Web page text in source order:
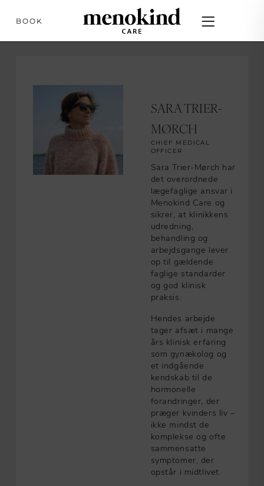
BOOK
SARA TRIER-
MØRCH
CHIEF MEDICAL
OFFICER
Sara Trier-Mørch har
det overordnede
lægefaglige ansvar i
Menokind Care og
sikrer, at klinikkens
udredning,
behandling og
arbejdsgange lever
op til gældende
faglige standarder
og god klinisk
praksis.
Hendes arbejde
tager afsæt i mange
års klinisk erfaring
som gynækolog og
et indgående
kendskab til de
hormonelle
forandringer, der
præger kvinders liv –
ikke mindst de
komplekse og ofte
sammensatte
symptomer, der
opstår i midtlivet.